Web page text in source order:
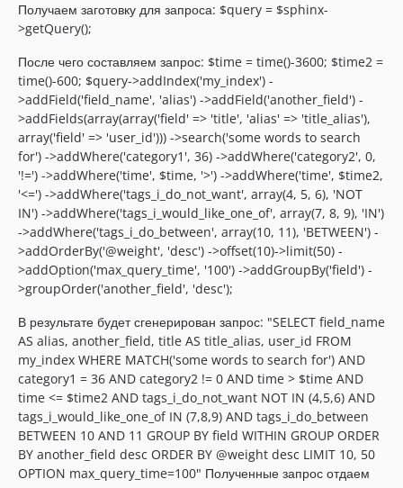
Получаем заготовку для запроса: $query = $sphinx-
>getQuery();
После чего составляем запрос: $time = time()-3600; $time2 =
time()-600; $query->addIndex('my_index') -
>addField('field_name', 'alias') ->addField('another_field') -
>addFields(array(array('field' => 'title', 'alias' => 'title_alias'),
array('field' => 'user_id'))) ->search('some words to search
for') ->addWhere('category1', 36) ->addWhere('category2', 0,
'!=') ->addWhere('time', $time, '>') ->addWhere('time', $time2,
'<=') ->addWhere('tags_i_do_not_want', array(4, 5, 6), 'NOT
IN') ->addWhere('tags_i_would_like_one_of', array(7, 8, 9), 'IN')
->addWhere('tags_i_do_between', array(10, 11), 'BETWEEN') -
>addOrderBy('@weight', 'desc') ->offset(10)->limit(50) -
>addOption('max_query_time', '100') ->addGroupBy('field') -
>groupOrder('another_field', 'desc');
В результате будет сгенерирован запрос: "SELECT field_name
AS alias, another_field, title AS title_alias, user_id FROM
my_index WHERE MATCH('some words to search for') AND
category1 = 36 AND category2 != 0 AND time > $time AND
time <= $time2 AND tags_i_do_not_want NOT IN (4,5,6) AND
tags_i_would_like_one_of IN (7,8,9) AND tags_i_do_between
BETWEEN 10 AND 11 GROUP BY field WITHIN GROUP ORDER
BY another_field desc ORDER BY @weight desc LIMIT 10, 50
OPTION max_query_time=100" Полученные запрос отдаем